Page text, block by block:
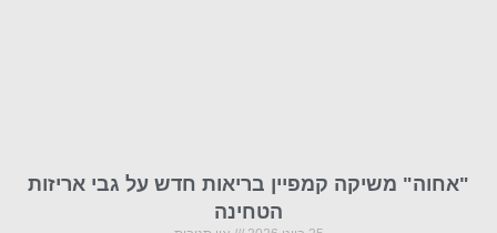
"אחוה" משיקה קמפיין בריאות חדש על גבי אריזות
הטחינה